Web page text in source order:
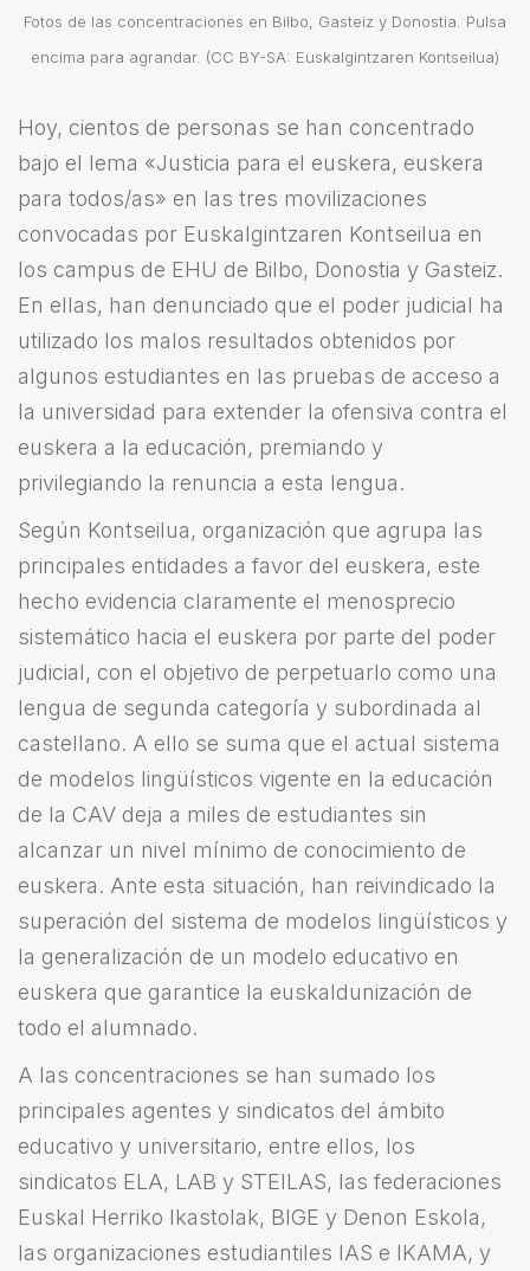
Fotos de las concentraciones en Bilbo, Gasteiz y Donostia. Pulsa
encima para agrandar. (CC BY-SA: Euskalgintzaren Kontseilua)
Hoy, cientos de personas se han concentrado
bajo el lema «Justicia para el euskera, euskera
para todos/as» en las tres movilizaciones
convocadas por Euskalgintzaren Kontseilua en
los campus de EHU de Bilbo, Donostia y Gasteiz.
En ellas, han denunciado que el poder judicial ha
utilizado los malos resultados obtenidos por
algunos estudiantes en las pruebas de acceso a
la universidad para extender la ofensiva contra el
euskera a la educación, premiando y
privilegiando la renuncia a esta lengua.
Según Kontseilua, organización que agrupa las
principales entidades a favor del euskera, este
hecho evidencia claramente el menosprecio
sistemático hacia el euskera por parte del poder
judicial, con el objetivo de perpetuarlo como una
lengua de segunda categoría y subordinada al
castellano. A ello se suma que el actual sistema
de modelos lingüísticos vigente en la educación
de la CAV deja a miles de estudiantes sin
alcanzar un nivel mínimo de conocimiento de
euskera. Ante esta situación, han reivindicado la
superación del sistema de modelos lingüísticos y
la generalización de un modelo educativo en
euskera que garantice la euskaldunización de
todo el alumnado.
A las concentraciones se han sumado los
principales agentes y sindicatos del ámbito
educativo y universitario, entre ellos, los
sindicatos ELA, LAB y STEILAS, las federaciones
Euskal Herriko Ikastolak, BIGE y Denon Eskola,
las organizaciones estudiantiles IAS e IKAMA, y